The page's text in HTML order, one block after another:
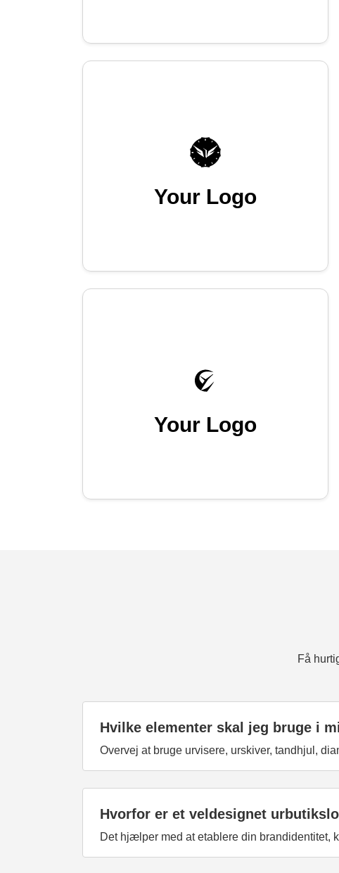
Your Logo
Your Logo
Få
Hvilke elementer skal jeg bruge i
Overvej at bruge urvisere, urskiver, tandhjul,
Hvorfor er et veldesignet
Det hjælper med at etablere din brandidentitet,